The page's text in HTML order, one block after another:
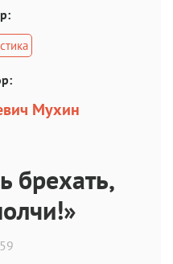
Мухин
брехать,